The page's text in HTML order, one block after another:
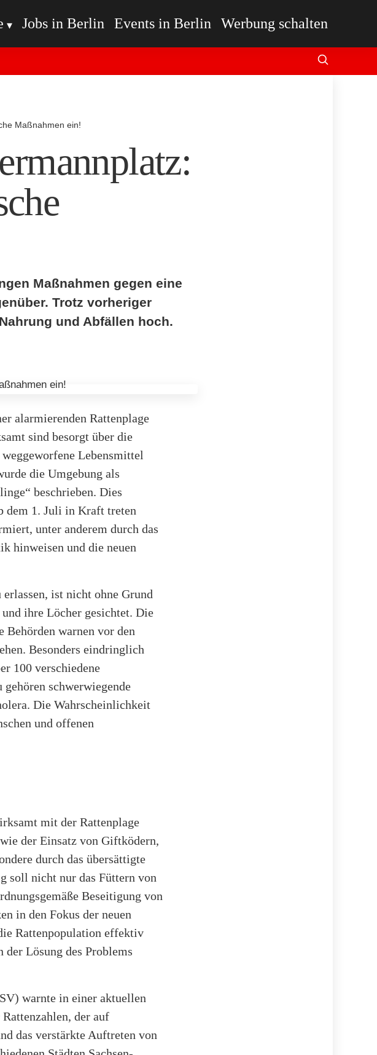
Jobs in Berlin Events in Berlin Werbung schalten
Maßnahmen ein!
Maßnahmen gegen eine
Trotz vorheriger
und Abfällen hoch.
alarmierenden Rattenplage
sind besorgt über die
Lebensmittel
die Umgebung als
beschrieben. Dies
dem 1. Juli in Kraft treten
unter anderem durch das
hinweisen und die neuen
ist nicht ohne Grund
ihre Löcher gesichtet. Die
Behörden warnen vor den
Besonders eindringlich
100 verschiedene
schwerwiegende
Die Wahrscheinlichkeit
und offenen
mit der Rattenplage
der Einsatz von Giftködern,
durch das übersättigte
soll nicht nur das Füttern von
Beseitigung von
in den Fokus der neuen
Rattenpopulation effektiv
Lösung des Problems
warnte in einer aktuellen
der auf
das verstärkte Auftreten von